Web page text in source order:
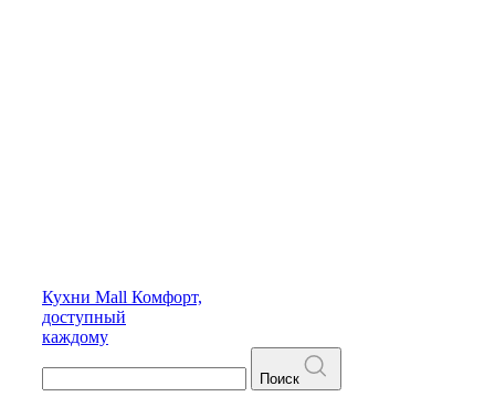
Кухни Mall Комфорт,
доступный
каждому
Поиск